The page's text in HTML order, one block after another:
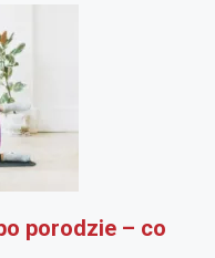
porodzie – co